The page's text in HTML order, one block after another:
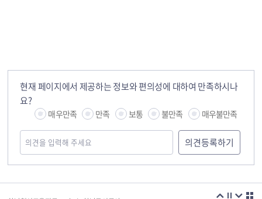
현재 페이지에서 제공하는 정보와 편의성에 대하여 만족하시나
요?
매우만족 만족 보통 불만족 매우불만족
경기도 오늘의 기회 하남시청소년상담복지센터